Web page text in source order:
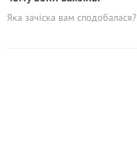
Яка зачіска вам сподобалася?